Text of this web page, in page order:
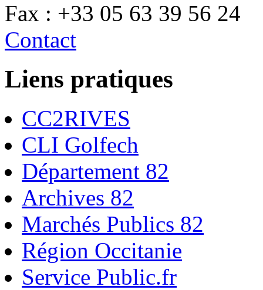
Fax : +33 05 63 39 56 24
Contact
Liens pratiques
CC2RIVES
CLI Golfech
Département 82
Archives 82
Marchés Publics 82
Région Occitanie
Service Public.fr